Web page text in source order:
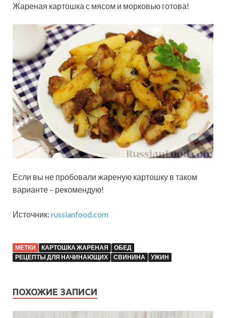
Жареная картошка с мясом и морковью готова!
Если вы не пробовали жареную картошку в таком
варианте – рекомендую!
Источник: russianfood.com
МЕТКИ КАРТОШКА ЖАРЕНАЯ
ОБЕД
РЕЦЕПТЫ ДЛЯ НАЧИНАЮЩИХ
СВИНИНА УЖИН
ПОХОЖИЕ ЗАПИСИ